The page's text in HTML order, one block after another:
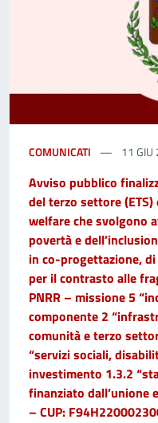
COMUNICATI 11 GIU
Avviso pubblico
del terzo settore
welfare che svolgono
povertà e
in co-progettazione,
per il contrasto alle
PNRR – missione 5
componente 2
comunità e terzo
“servizi sociali,
investimento 1.3.2
finanziato dall’unione
– CUP: